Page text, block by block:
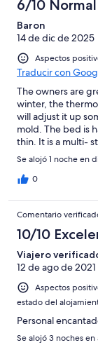
6/10 Normal
Baron
14 de dic de 2025
Aspectos
Traducir con
The owners are
winter, the
will adjust it up
mold. The bed is
thin. It is a multi-
be another 4 (or
common room.
inside. A bit more
They are right
simple bread,
honey. It was nice
could rate it
Se alojó 1 noche en
0
Comentario
10/10
Viajero
12 de ago de 2021
Aspectos
estado del
Personal
Se alojó 3 noches en